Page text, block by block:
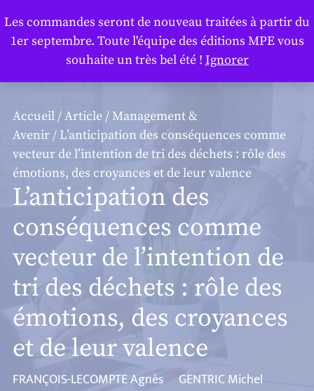
Accueil/Article/ Management &
Avenir/ L’anticipation des conséquences comme
vecteur de l’intention de tri des déchets : rôle des
émotions, des croyances et de leur valence
L’anticipation des
conséquences comme
vecteur de l’intention de
tri des déchets : rôle des
émotions, des croyances
et de leur valence
FRANÇOIS-LECOMPTE Agnès GENTRIC Michel
Les commandes seront de nouveau traitées à partir du
1er septembre. Toute l'équipe des éditions MPE vous
souhaite un très bel été ! Ignorer